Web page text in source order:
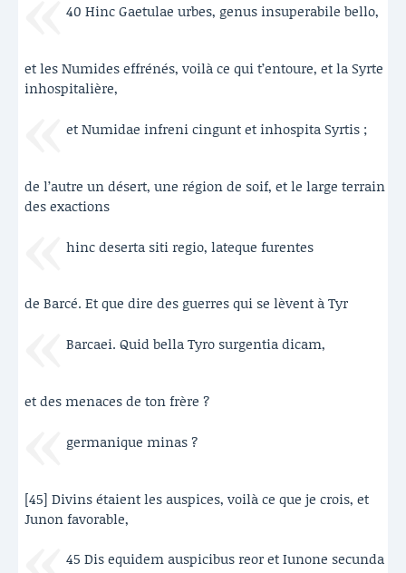
40 Hinc Gaetulae urbes, genus insuperabile bello,
et les Numides effrénés, voilà ce qui t’entoure, et la Syrte
inhospitalière,
et Numidae infreni cingunt et inhospita Syrtis ;
de l’autre un désert, une région de soif, et le large terrain
des exactions
hinc deserta siti regio, lateque furentes
de Barcé. Et que dire des guerres qui se lèvent à Tyr
Barcaei. Quid bella Tyro surgentia dicam,
et des menaces de ton frère ?
germanique minas ?
[45] Divins étaient les auspices, voilà ce que je crois, et
Junon favorable,
45 Dis equidem auspicibus reor et Iunone secunda